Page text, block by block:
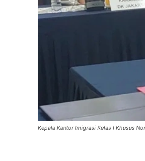
Kepala Kantor Imigrasi Kelas I Khusus